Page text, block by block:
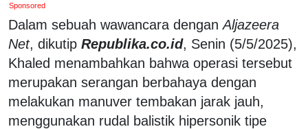
Sponsored
Dalam sebuah wawancara denganAljazeera
Net, dikutip Republika.co.id, Senin (5/5/2025),
Khaled menambahkan bahwa operasi tersebut
merupakan serangan berbahaya dengan
melakukan manuver tembakan jarak jauh,
menggunakan rudal balistik hipersonik tipe